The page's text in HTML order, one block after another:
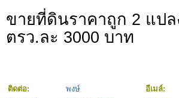
ขายที่ดินราคาถูก 2 แปล
ตรว.ละ 3000 บาท
ติดต่อ: พงษ์
อีเมล์: